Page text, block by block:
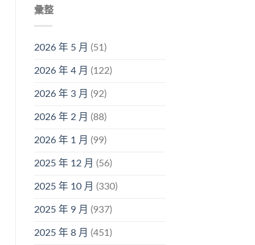
彙整
2026 年 5 月 (51)
2026 年 4 月 (122)
2026 年 3 月 (92)
2026 年 2 月 (88)
2026 年 1 月 (99)
2025 年 12 月 (56)
2025 年 10 月 (330)
2025 年 9 月 (937)
2025 年 8 月 (451)